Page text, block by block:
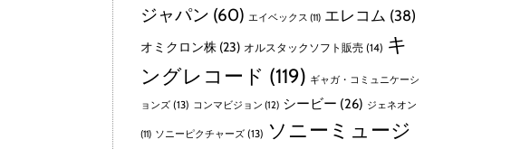
ジャパン (60) エイベックス (11) エレコム (38)
オミクロン株 (23) オルスタックソフト販売 (14) キ
ングレコード (119) ギャガ・コミュニケーシ
ョンズ (13) コンマビジョン (12) シービー (26) ジェネオン
(11) ソニーピクチャーズ (13) ソニーミュージ